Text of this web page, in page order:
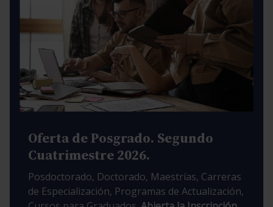
Oferta de Posgrado. Segundo
Cuatrimestre 2026.
Posdoctorado, Doctorado, Maestrías, Carreras
de Especialización, Programas de Actualización,